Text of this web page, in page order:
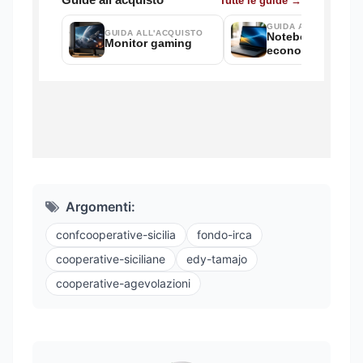
Argomenti:
confcooperative-sicilia
fondo-irca
cooperative-siciliane
edy-tamajo
cooperative-agevolazioni